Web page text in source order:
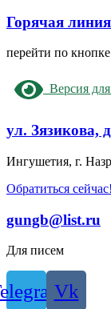
Горячая линия
перейти по кнопке
Версия
ул. Зязикова,
Ингушетия, г.
Обратиться сейчас!
gungb@list.ru
Для писем
Vk